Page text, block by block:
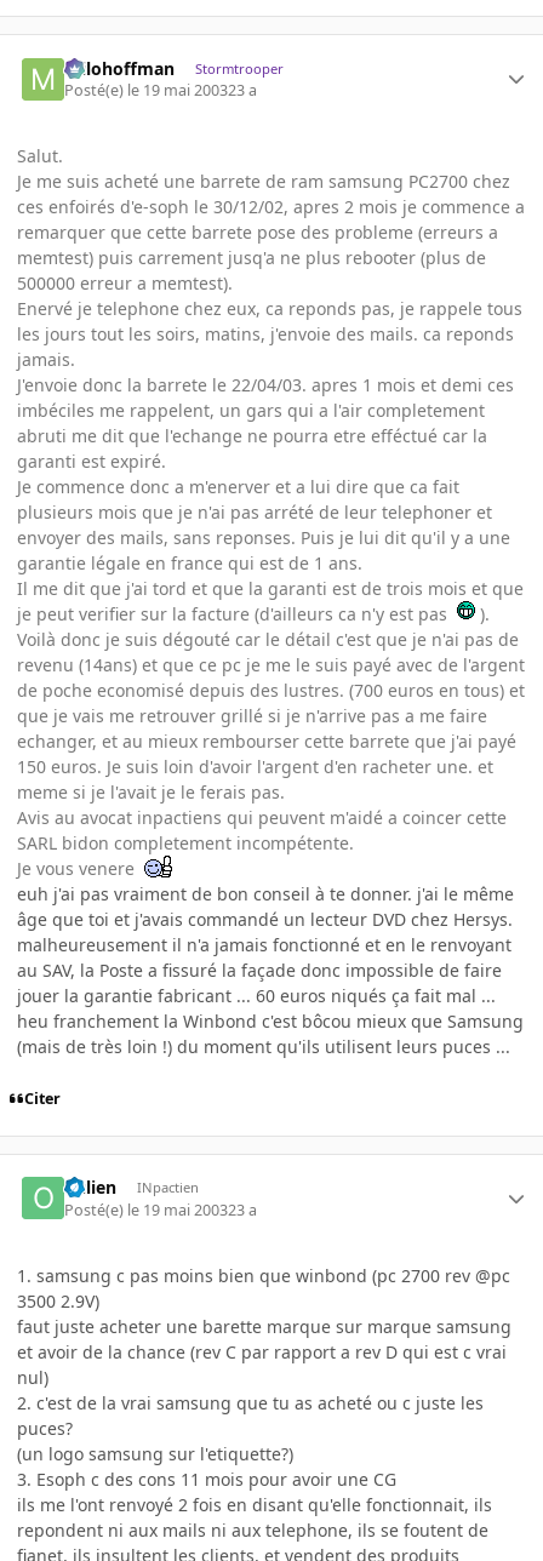
milohoffman Stormtrooper
Posté(e) le 19 mai 200323 a
Salut.
Je me suis acheté une barrete de ram samsung PC2700 chez
ces enfoirés d'e-soph le 30/12/02, apres 2 mois je commence a
remarquer que cette barrete pose des probleme (erreurs a
memtest) puis carrement jusq'a ne plus rebooter (plus de
500000 erreur a memtest).
Enervé je telephone chez eux, ca reponds pas, je rappele tous
les jours tout les soirs, matins, j'envoie des mails. ca reponds
jamais.
J'envoie donc la barrete le 22/04/03. apres 1 mois et demi ces
imbéciles me rappelent, un gars qui a l'air completement
abruti me dit que l'echange ne pourra etre efféctué car la
garanti est expiré.
Je commence donc a m'enerver et a lui dire que ca fait
plusieurs mois que je n'ai pas arrété de leur telephoner et
envoyer des mails, sans reponses. Puis je lui dit qu'il y a une
garantie légale en france qui est de 1 ans.
Il me dit que j'ai tord et que la garanti est de trois mois et que
je peut verifier sur la facture (d'ailleurs ca n'y est pas
).
Voilà donc je suis dégouté car le détail c'est que je n'ai pas de
revenu (14ans) et que ce pc je me le suis payé avec de l'argent
de poche economisé depuis des lustres. (700 euros en tous) et
que je vais me retrouver grillé si je n'arrive pas a me faire
echanger, et au mieux rembourser cette barrete que j'ai payé
150 euros. Je suis loin d'avoir l'argent d'en racheter une. et
meme si je l'avait je le ferais pas.
Avis au avocat inpactiens qui peuvent m'aidé a coincer cette
SARL bidon completement incompétente.
Je vous venere
euh j'ai pas vraiment de bon conseil à te donner. j'ai le même
âge que toi et j'avais commandé un lecteur DVD chez Hersys.
malheureusement il n'a jamais fonctionné et en le renvoyant
au SAV, la Poste a fissuré la façade donc impossible de faire
jouer la garantie fabricant ... 60 euros niqués ça fait mal ...
heu franchement la Winbond c'est bôcou mieux que Samsung
(mais de très loin !) du moment qu'ils utilisent leurs puces ...
Citer
oulien INpactien
Posté(e) le 19 mai 200323 a
1. samsung c pas moins bien que winbond (pc 2700 rev @pc
3500 2.9V)
faut juste acheter une barette marque sur marque samsung
et avoir de la chance (rev C par rapport a rev D qui est c vrai
nul)
2. c'est de la vrai samsung que tu as acheté ou c juste les
puces?
(un logo samsung sur l'etiquette?)
3. Esoph c des cons 11 mois pour avoir une CG
ils me l'ont renvoyé 2 fois en disant qu'elle fonctionnait, ils
repondent ni aux mails ni aux telephone, ils se foutent de
fianet, ils insultent les clients, et vendent des produits